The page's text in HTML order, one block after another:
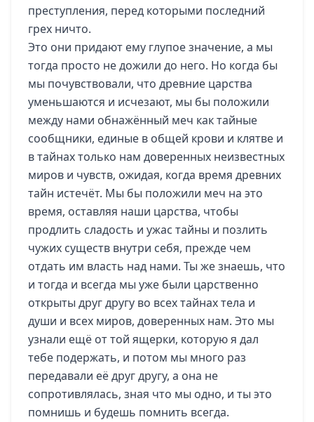
преступления, перед которыми последний
грех ничто.
Это они придают ему глупое значение, а мы
тогда просто не дожили до него. Но когда бы
мы почувствовали, что древние царства
уменьшаются и исчезают, мы бы положили
между нами обнажённый меч как тайные
сообщники, единые в общей крови и клятве и
в тайнах только нам доверенных неизвестных
миров и чувств, ожидая, когда время древних
тайн истечёт. Мы бы положили меч на это
время, оставляя наши царства, чтобы
продлить сладость и ужас тайны и позлить
чужих существ внутри себя, прежде чем
отдать им власть над нами. Ты же знаешь, что
и тогда и всегда мы уже были царственно
открыты друг другу во всех тайнах тела и
души и всех миров, доверенных нам. Это мы
узнали ещё от той ящерки, которую я дал
тебе подержать, и потом мы много раз
передавали её друг другу, а она не
сопротивлялась, зная что мы одно, и ты это
помнишь и будешь помнить всегда.